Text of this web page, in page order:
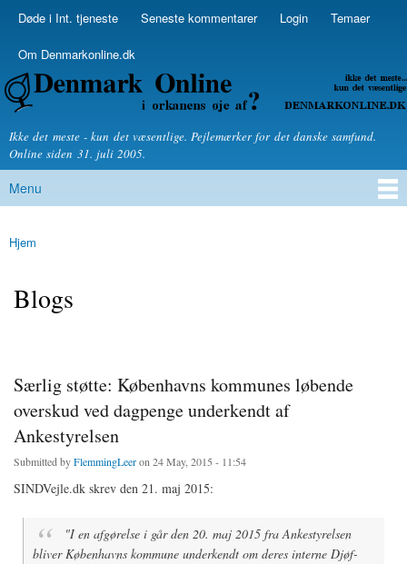
Skip to
Secondary menu
Døde i Int. tjeneste Seneste kommentarer Login Temaer
Om Denmarkonline.dk
Denmarkonline.dk - blognyheder om politik
Ikke det meste - kun det væsentlige. Pejlemærker for det danske samfund.
Online siden 31. juli 2005.
Main menu
Menu
You are here
Hjem
Blogs
Særlig støtte: Københavns kommunes løbende
overskud ved dagpenge underkendt af
Ankestyrelsen
Submitted byFlemmingLeeron 24 May, 2015 - 11:54
SINDVejle.dk skrev den 21. maj 2015:
"I en afgørelse i går den 20. maj 2015 fra Ankestyrelsen
bliver Københavns kommune underkendt om deres interne Djøf-